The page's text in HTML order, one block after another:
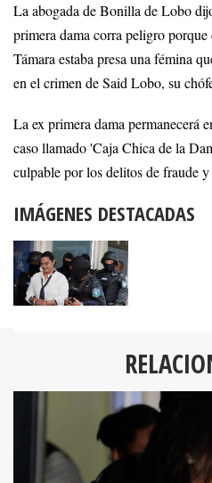
La abogada de Bonilla de Lobo
primera dama corra peligro
Támara estaba presa una fémina
en el crimen de Said Lobo, su
La ex primera dama permanecerá
caso llamado 'Caja Chica de la
culpable por los delitos de fraude
IMÁGENES DESTACADAS